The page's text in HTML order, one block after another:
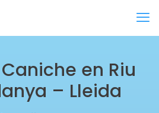
en Riu
– Lleida